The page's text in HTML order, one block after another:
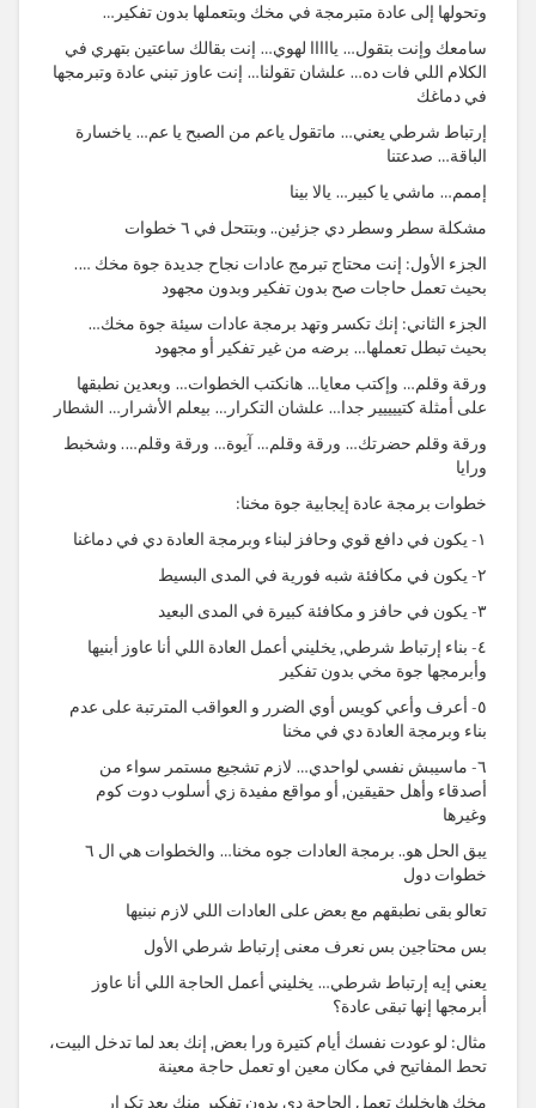
وتحولها إلى عادة متبرمجة في مخك وبتعملها بدون تفكير…
سامعك وإنت بتقول… يااااا لهوي… إنت بقالك ساعتين بتهري في
الكلام اللي فات ده… علشان تقولنا… إنت عاوز تبني عادة وتبرمجها
في دماغك
إرتباط شرطي يعني… ماتقول ياعم من الصبح يا عم… ياخسارة
الباقة… صدعتنا
إممم… ماشي يا كبير… يالا بينا
مشكلة سطر وسطر دي جزئين.. وبتتحل في ٦ خطوات
الجزء الأول: إنت محتاج تبرمج عادات نجاح جديدة جوة مخك ….
بحيث تعمل حاجات صح بدون تفكير وبدون مجهود
الجزء الثاني: إنك تكسر وتهد برمجة عادات سيئة جوة مخك…
بحيث تبطل تعملها… برضه من غير تفكير أو مجهود
ورقة وقلم… وإكتب معايا… هانكتب الخطوات… وبعدين نطبقها
على أمثلة كتييييير جدا… علشان التكرار… بيعلم الأشرار… الشطار
ورقة وقلم حضرتك… ورقة وقلم… آيوة… ورقة وقلم…. وشخبط
ورايا
خطوات برمجة عادة إيجابية جوة مخنا:
١- يكون في دافع قوي وحافز لبناء وبرمجة العادة دي في دماغنا
٢- يكون في مكافئة شبه فورية في المدى البسيط
٣- يكون في حافز و مكافئة كبيرة في المدى البعيد
٤- بناء إرتباط شرطي, يخليني أعمل العادة اللي أنا عاوز أبنيها
وأبرمجها جوة مخي بدون تفكير
٥- أعرف وأعي كويس أوي الضرر و العواقب المترتبة على عدم
بناء وبرمجة العادة دي في مخنا
٦- ماسيبش نفسي لواحدي… لازم تشجيع مستمر سواء من
أصدقاء وأهل حقيقين, أو مواقع مفيدة زي أسلوب دوت كوم
وغيرها
يبق الحل هو.. برمجة العادات جوه مخنا… والخطوات هي ال ٦
خطوات دول
تعالو بقى نطبقهم مع بعض على العادات اللي لازم نبنيها
بس محتاجين بس نعرف معنى إرتباط شرطي الأول
يعني إيه إرتباط شرطي… يخليني أعمل الحاجة اللي أنا عاوز
أبرمجها إنها تبقى عادة؟
مثال: لو عودت نفسك أيام كتيرة ورا بعض, إنك بعد لما تدخل البيت،
تحط المفاتيح في مكان معين او تعمل حاجة معينة
مخك هايخليك تعمل الحاجة دي بدون تفكير منك بعد تكرار